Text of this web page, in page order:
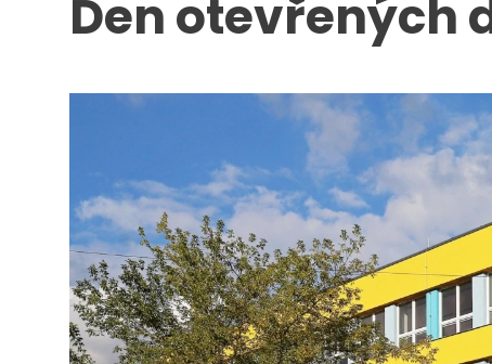
Den otevřených